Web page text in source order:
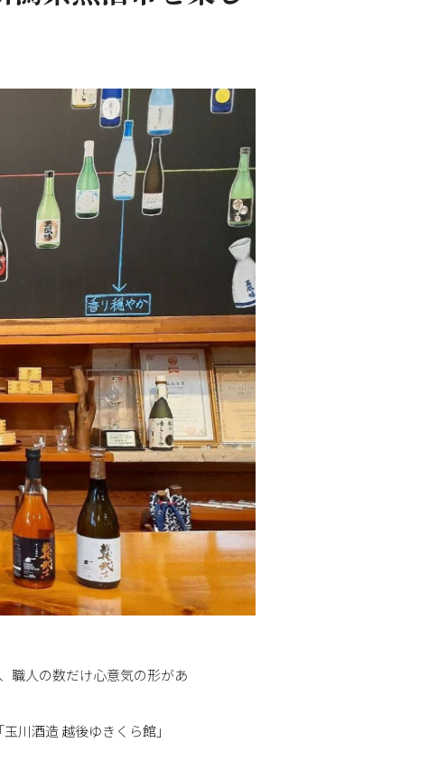
職人の数だけ心意気の形があ
川酒造 越後ゆきくら館」